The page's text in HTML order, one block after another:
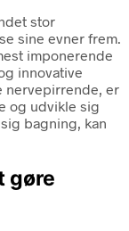
stor
sine evner frem.
imponerende
innovative
nervepirrende, er
og udvikle sig
bagning, kan
gøre